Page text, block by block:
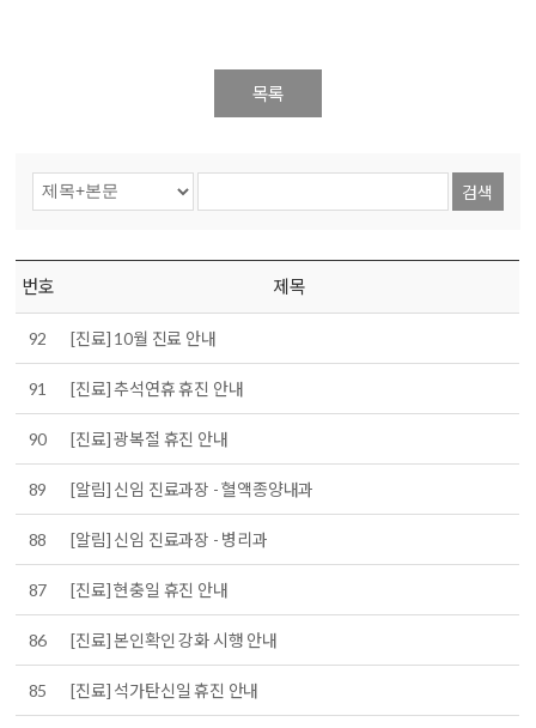
목록
검색
번호 제목
92 [진료] 10월 진료 안내
91 [진료] 추석연휴 휴진 안내
90 [진료] 광복절 휴진 안내
89 [알림] 신임 진료과장 - 혈액종양내과
88 [알림] 신임 진료과장 - 병리과
87 [진료] 현충일 휴진 안내
86 [진료] 본인확인 강화 시행 안내
85 [진료] 석가탄신일 휴진 안내